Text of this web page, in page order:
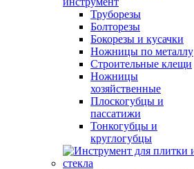
Труборезы
Болторезы
Бокорезы и кусачки
Ножницы по металлу
Строительные клещи
Ножницы
хозяйственные
Плоскогубцы и
пассатижи
Тонкогубцы и
круглогубцы